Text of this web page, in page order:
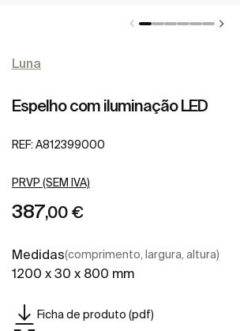
Luna
Espelho com iluminação LED
REF: A812399000
PRVP (SEM IVA)
387,00 €
Medidas(comprimento, largura, altura)
1200 x 30 x 800 mm
Ficha de produto (pdf)